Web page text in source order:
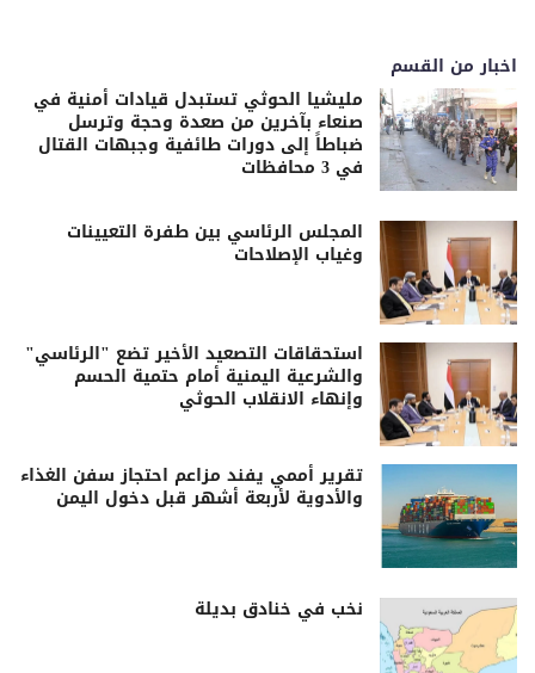
اخبار من القسم
مليشيا الحوثي تستبدل قيادات أمنية في
صنعاء بآخرين من صعدة وحجة وترسل
ضباطاً إلى دورات طائفية وجبهات القتال
في 3 محافظات
المجلس الرئاسي بين طفرة التعيينات
وغياب الإصلاحات
استحقاقات التصعيد الأخير تضع "الرئاسي"
والشرعية اليمنية أمام حتمية الحسم
وإنهاء الانقلاب الحوثي
تقرير أممي يفند مزاعم احتجاز سفن الغذاء
والأدوية لأربعة أشهر قبل دخول اليمن
نخب في خنادق بديلة